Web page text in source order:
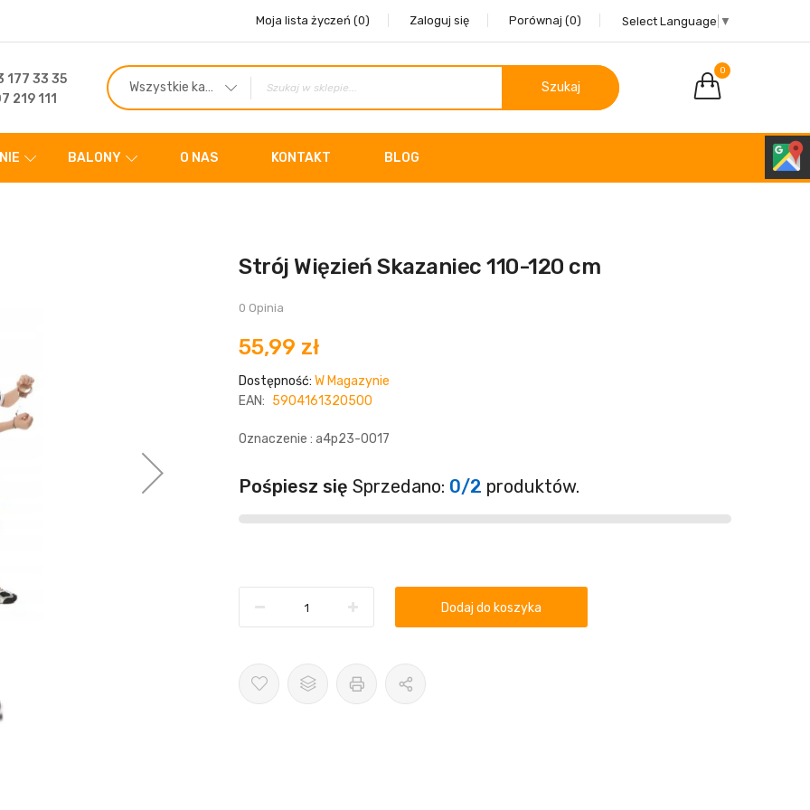
Moja lista życzeń (0) Zaloguj się Porównaj (0) Select Language ▼
0
Wszystkie kategorie Szukaj
177 33 35
219 111
BALONY O NAS KONTAKT BLOG
Strój Więzień Skazaniec 110-120 cm
0 Opinia
55,99 zł
Dostępność: W Magazynie
EAN: 5904161320500
Oznaczenie : a4p23-0017
Pośpiesz się Sprzedano: 0/2 produktów.
Dodaj do koszyka